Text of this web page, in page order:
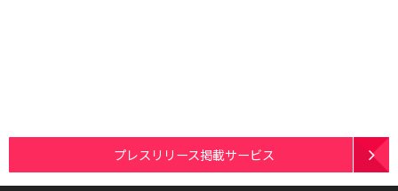
プレスリリース掲載サービス